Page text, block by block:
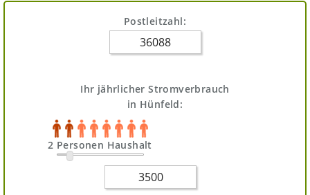
Postleitzahl:
Ihr jährlicher Stromverbrauch
in Hünfeld:
2 Personen Haushalt